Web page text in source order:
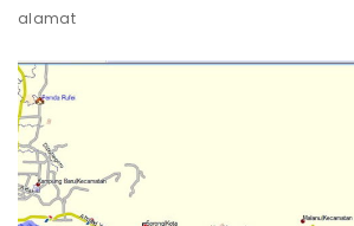
alamat